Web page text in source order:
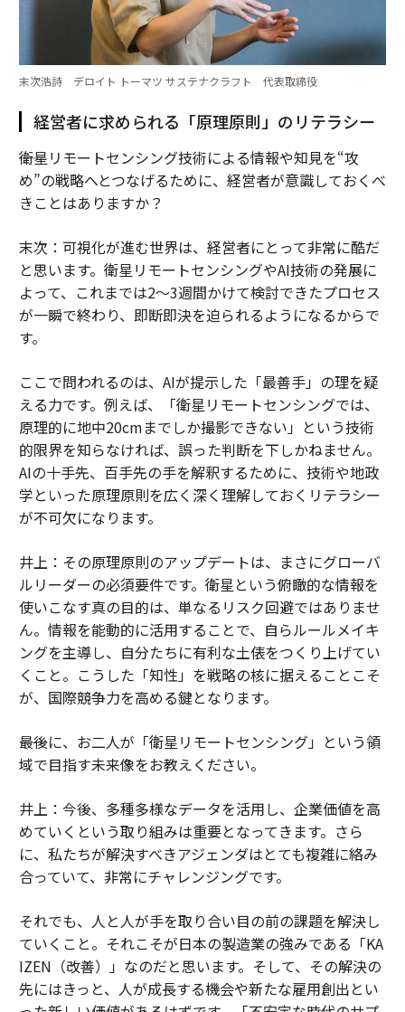
末次浩詩 デロイト トーマツ サステナクラフト 代表取締役
経営者に求められる「原理原則」のリテラシー
――衛星リモートセンシング技術による情報や知見を“攻
め”の戦略へとつなげるために、経営者が意識しておくべ
きことはありますか？
末次：可視化が進む世界は、経営者にとって非常に酷だ
と思います。衛星リモートセンシングやAI技術の発展に
よって、これまでは2〜3週間かけて検討できたプロセス
が一瞬で終わり、即断即決を迫られるようになるからで
す。
ここで問われるのは、AIが提示した「最善手」の理を疑
える力です。例えば、「衛星リモートセンシングでは、
原理的に地中20cmまでしか撮影できない」という技術
的限界を知らなければ、誤った判断を下しかねません。
AIの十手先、百手先の手を解釈するために、技術や地政
学といった原理原則を広く深く理解しておくリテラシー
が不可欠になります。
井上：その原理原則のアップデートは、まさにグローバ
ルリーダーの必須要件です。衛星という俯瞰的な情報を
使いこなす真の目的は、単なるリスク回避ではありませ
ん。情報を能動的に活用することで、自らルールメイキ
ングを主導し、自分たちに有利な土俵をつくり上げてい
くこと。こうした「知性」を戦略の核に据えることこそ
が、国際競争力を高める鍵となります。
――最後に、お二人が「衛星リモートセンシング」という領
域で目指す未来像をお教えください。
井上：今後、多種多様なデータを活用し、企業価値を高
めていくという取り組みは重要となってきます。さら
に、私たちが解決すべきアジェンダはとても複雑に絡み
合っていて、非常にチャレンジングです。
それでも、人と人が手を取り合い目の前の課題を解決し
ていくこと。それこそが日本の製造業の強みである「KA
IZEN（改善）」なのだと思います。そして、その解決の
先にはきっと、人が成長する機会や新たな雇用創出とい